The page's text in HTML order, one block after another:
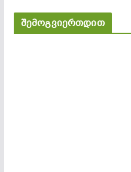
შემოგვიერთდით